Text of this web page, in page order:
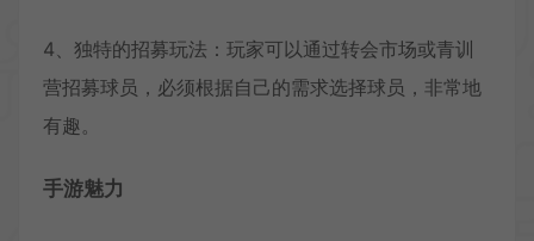
4、独特的招募玩法：玩家可以通过转会市场或青训
营招募球员，必须根据自己的需求选择球员，非常地
有趣。
手游魅力